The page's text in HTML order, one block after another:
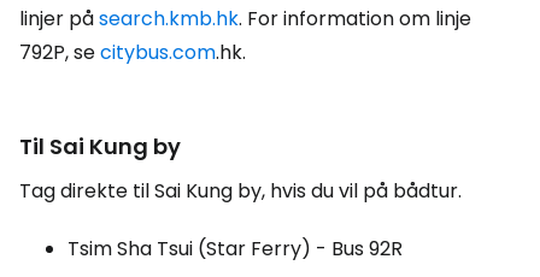
linjer påsearch.kmb.hk. For information om linje
792P, secitybus.com.hk.
Til Sai Kung by
Tag direkte til Sai Kung by, hvis du vil på bådtur.
Tsim Sha Tsui (Star Ferry) - Bus 92R